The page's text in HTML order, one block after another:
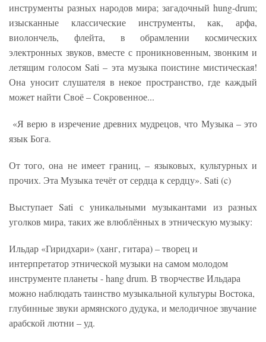
инструменты разных народов мира; загадочный hung-drum;
изысканные классические инструменты, как, арфа,
виолончель, флейта, в обрамлении космических
электронных звуков, вместе с проникновенным, звонким и
летящим голосом Sati – эта музыка поистине мистическая!
Она уносит слушателя в некое пространство, где каждый
может найти Своё – Сокровенное...
«Я верю в изречение древних мудрецов, что Музыка – это
язык Бога.
От того, она не имеет границ, – языковых, культурных и
прочих. Эта Музыка течёт от сердца к сердцу». Sati (c)
Выступает Sati с уникальными музыкантами из разных
уголков мира, таких же влюблённых в этническую музыку:
Ильдар «Гиридхари» (ханг, гитара) – творец и
интерпретатор этнической музыки на самом молодом
инструменте планеты - hang drum. В творчестве Ильдара
можно наблюдать таинство музыкальной культуры Востока,
глубинные звуки армянского дудука, и мелодичное звучание
арабской лютни – уд.